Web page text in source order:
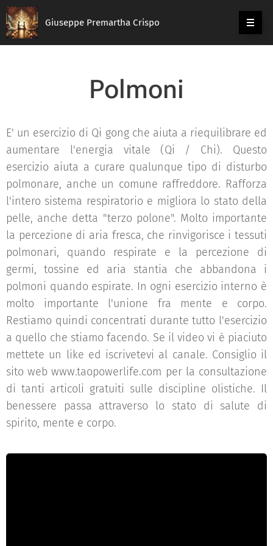
Giuseppe Premartha Crispo
Polmoni
E' un esercizio di Qi gong che aiuta a riequilibrare ed
aumentare l'energia vitale (Qi / Chi). Questo
esercizio aiuta a curare qualunque tipo di disturbo
polmonare, anche un comune raffreddore. Rafforza
l'intero sistema respiratorio e migliora lo stato della
pelle, anche detta "terzo polone". Molto importante
la percezione di aria fresca, che rinvigorisce i tessuti
polmonari, quando respirate e la percezione di
germi, tossine ed aria stantia che abbandona i
polmoni quando espirate. In ogni esercizio interno è
molto importante l'unione fra mente e corpo.
Restiamo quindi concentrati durante tutto l'esercizio
a quello che stiamo facendo. Se il video vi è piaciuto
mettete un like ed iscrivetevi al canale. Consiglio il
sito web www.taopowerlife.com per la consultazione
di tanti articoli gratuiti sulle discipline olistiche. Il
benessere passa attraverso lo stato di salute di
spirito, mente e corpo.